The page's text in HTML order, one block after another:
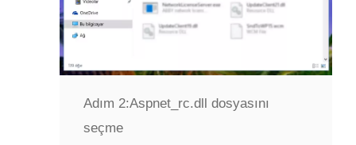
Adım 2:Aspnet_rc.dll dosyasını
seçme